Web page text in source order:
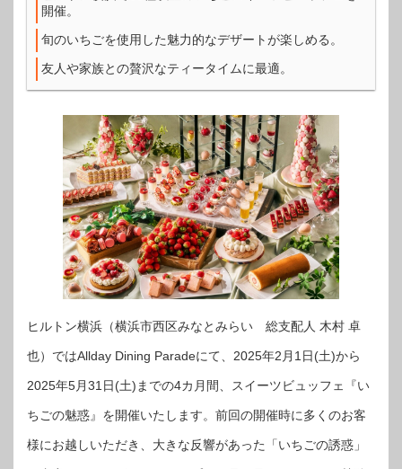
開催。
旬のいちごを使用した魅力的なデザートが楽しめる。
友人や家族との贅沢なティータイムに最適。
ヒルトン横浜（横浜市西区みなとみらい 総支配人 木村 卓
也）ではAllday Dining Paradeにて、2025年2月1日(土)から
2025年5月31日(土)までの4カ月間、スイーツビュッフェ『い
ちごの魅惑』を開催いたします。前回の開催時に多くのお客
様にお越しいただき、大きな反響があった「いちごの誘惑」